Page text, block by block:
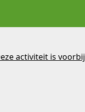
activiteit is voorbij